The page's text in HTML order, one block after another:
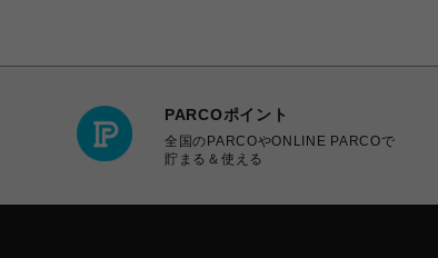
PARCOポイント
全国のPARCOやONLINE PARCOで
貯まる＆使える